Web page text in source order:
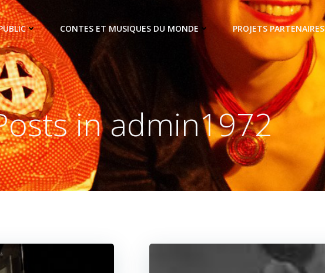
CONTES ET MUSIQUES DU MONDE PROJETS PARTENAIRES
inadmin1972